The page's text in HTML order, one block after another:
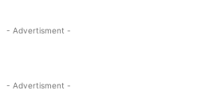
- Advertisment -
- Advertisment -